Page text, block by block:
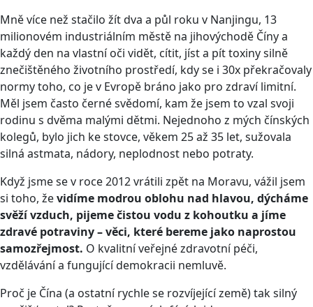
Mně více než stačilo žít dva a půl roku v Nanjingu, 13
milionovém industriálním městě na jihovýchodě Číny a
každý den na vlastní oči vidět, cítit, jíst a pít toxiny silně
znečištěného životního prostředí, kdy se i 30x překračovaly
normy toho, co je v Evropě bráno jako pro zdraví limitní.
Měl jsem často černé svědomí, kam že jsem to vzal svoji
rodinu s dvěma malými dětmi. Nejednoho z mých čínských
kolegů, bylo jich ke stovce, věkem 25 až 35 let, sužovala
silná astmata, nádory, neplodnost nebo potraty.
Když jsme se v roce 2012 vrátili zpět na Moravu, vážil jsem
si toho, ževidíme modrou oblohu nad hlavou, dýcháme
svěží vzduch, pijeme čistou vodu z kohoutku a jíme
zdravé potraviny – věci, které bereme jako naprostou
samozřejmost. O kvalitní veřejné zdravotní péči,
vzdělávání a fungující demokracii nemluvě.
Proč je Čína (a ostatní rychle se rozvíjející země) tak silný